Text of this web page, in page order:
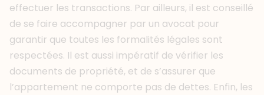
effectuer les transactions. Par ailleurs, il est conseillé
de se faire accompagner par un avocat pour
garantir que toutes les formalités légales sont
respectées. Il est aussi impératif de vérifier les
documents de propriété, et de s’assurer que
l’appartement ne comporte pas de dettes. Enfin, les